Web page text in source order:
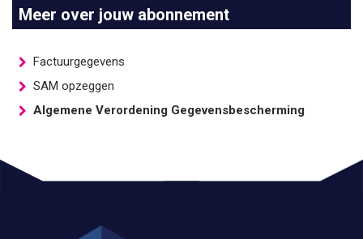
Meer over jouw abonnement
Factuurgegevens
SAM opzeggen
Algemene Verordening Gegevensbescherming